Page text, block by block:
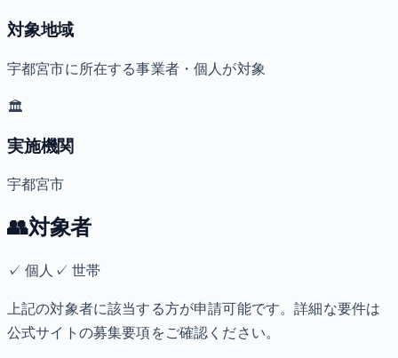
対象地域
宇都宮市に所在する事業者・個人が対象
🏛️
実施機関
宇都宮市
👥対象者
✓個人 ✓ 世帯
上記の対象者に該当する方が申請可能です。詳細な要件は
公式サイトの募集要項をご確認ください。